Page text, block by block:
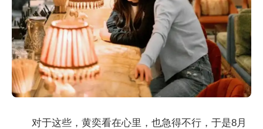
对于这些，黄奕看在心里，也急得不行，于是8月